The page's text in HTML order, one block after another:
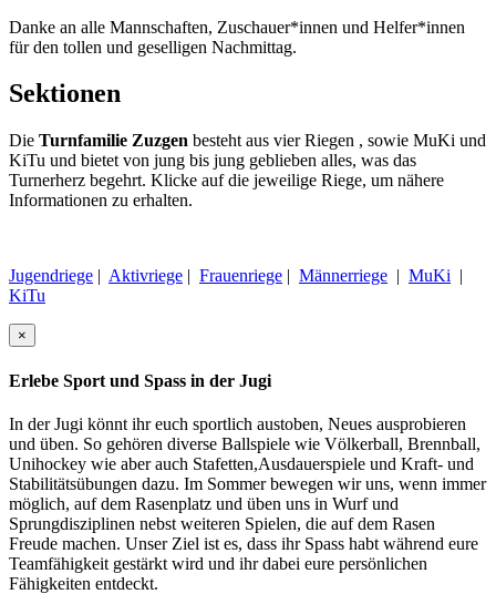
Danke an alle Mannschaften, Zuschauer*innen und Helfer*innen
für den tollen und geselligen Nachmittag.
Sektionen
Die Turnfamilie Zuzgen besteht aus vier Riegen , sowie MuKi und
KiTu und bietet von jung bis jung geblieben alles, was das
Turnerherz begehrt. Klicke auf die jeweilige Riege, um nähere
Informationen zu erhalten.
Jugendriege | Aktivriege | Frauenriege | Männerriege | MuKi |
KiTu
×
Erlebe Sport und Spass in der Jugi
In der Jugi könnt ihr euch sportlich austoben, Neues ausprobieren
und üben. So gehören diverse Ballspiele wie Völkerball, Brennball,
Unihockey wie aber auch Stafetten,Ausdauerspiele und Kraft- und
Stabilitätsübungen dazu. Im Sommer bewegen wir uns, wenn immer
möglich, auf dem Rasenplatz und üben uns in Wurf und
Sprungdisziplinen nebst weiteren Spielen, die auf dem Rasen
Freude machen. Unser Ziel ist es, dass ihr Spass habt während eure
Teamfähigkeit gestärkt wird und ihr dabei eure persönlichen
Fähigkeiten entdeckt.